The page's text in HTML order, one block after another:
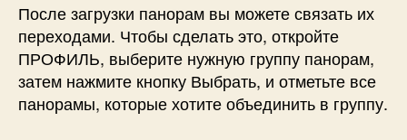
После загрузки панорам вы можете связать их
переходами. Чтобы сделать это, откройте
ПРОФИЛЬ, выберите нужную группу панорам,
затем нажмите кнопку Выбрать, и отметьте все
панорамы, которые хотите объединить в группу.